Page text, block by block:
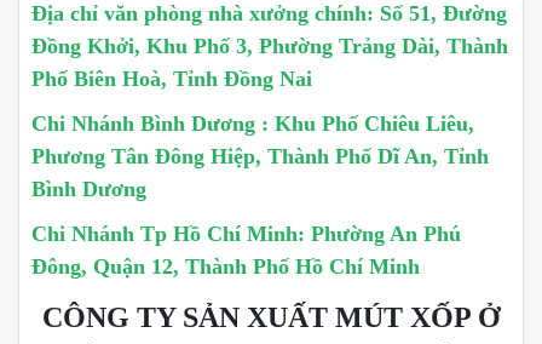
Địa chỉ văn phòng nhà xưởng chính: Số 51, Đường
Đồng Khởi, Khu Phố 3, Phường Trảng Dài, Thành
Phố Biên Hoà, Tỉnh Đồng Nai
Chi Nhánh Bình Dương : Khu Phố Chiêu Liêu,
Phương Tân Đông Hiệp, Thành Phố Dĩ An, Tỉnh
Bình Dương
Chi Nhánh Tp Hồ Chí Minh: Phường An Phú
Đông, Quận 12, Thành Phố Hồ Chí Minh
CÔNG TY SẢN XUẤT MÚT XỐP Ở